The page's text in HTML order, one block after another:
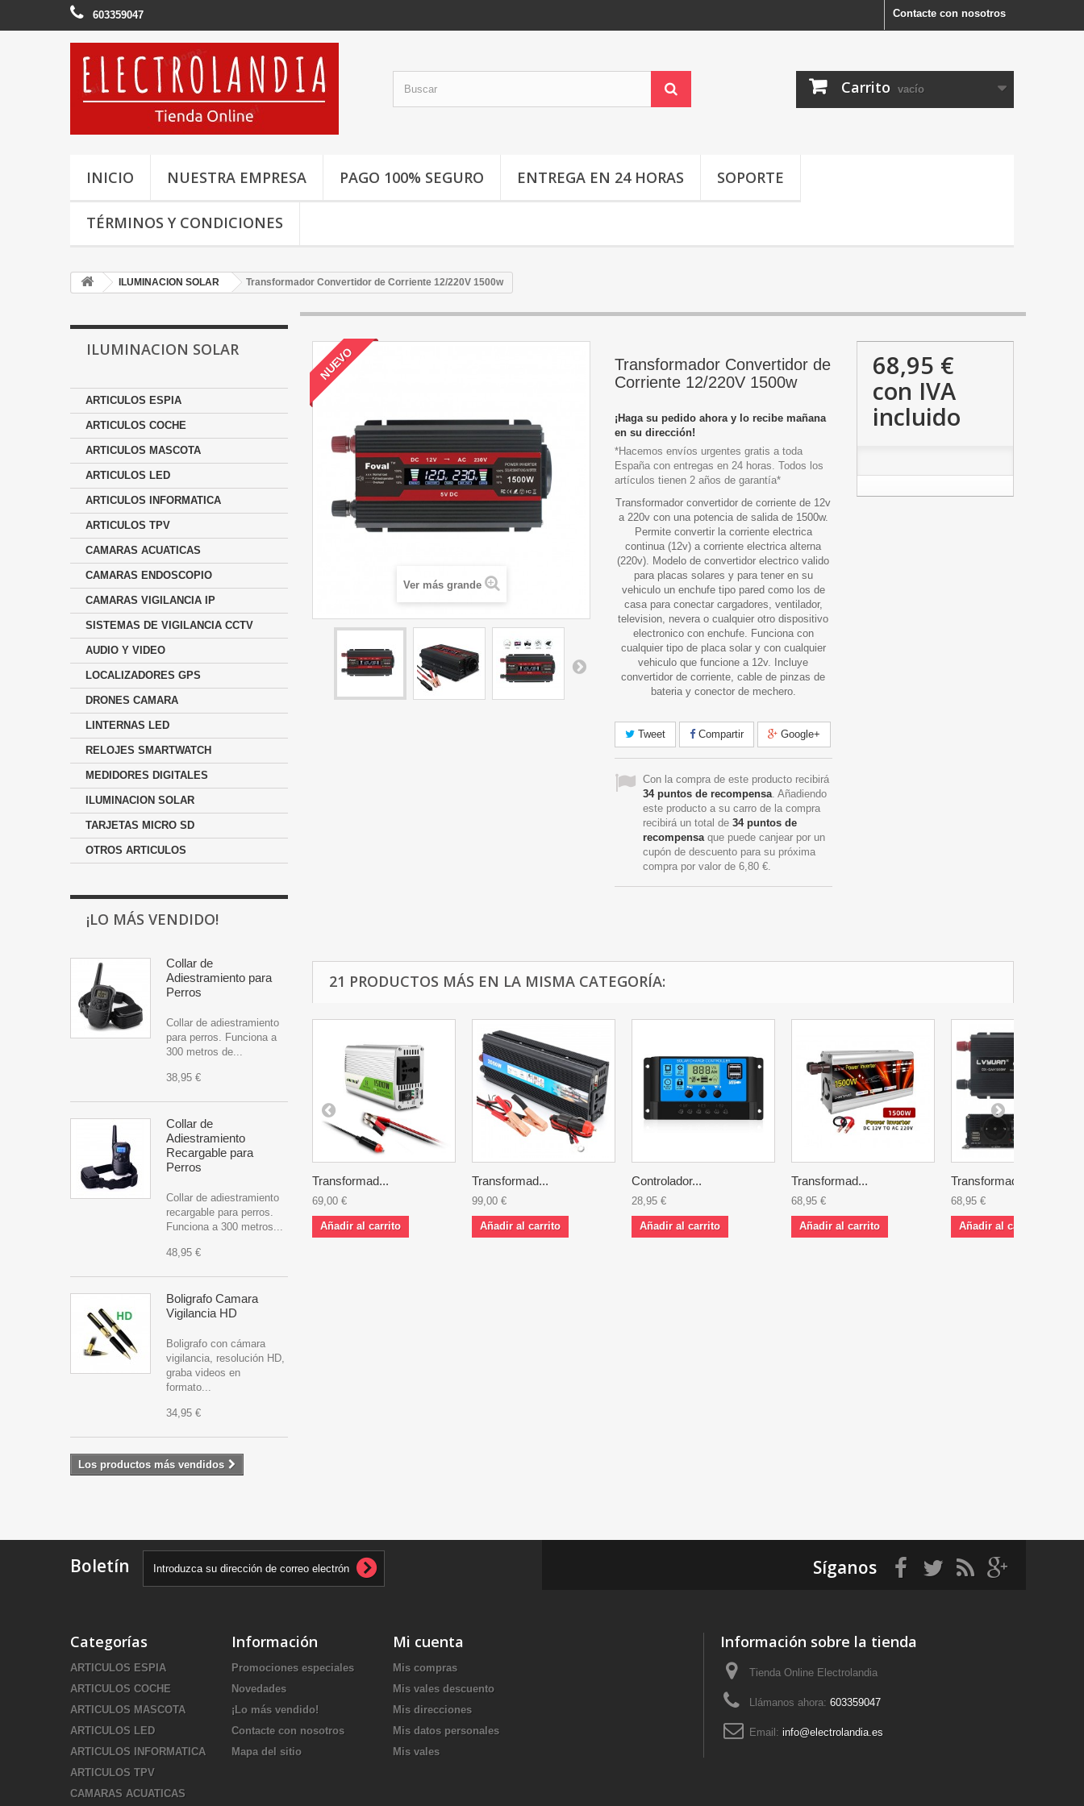
Contacte con nosotros
603359047
Carrito vacío
INICIO NUESTRA EMPRESA PAGO 100% SEGURO ENTREGA EN 24 HORAS SOPORTE
TÉRMINOS Y CONDICIONES
ILUMINACION SOLAR Transformador Convertidor de Corriente 12/220V 1500w
ILUMINACION SOLAR
ARTICULOS ESPIA
ARTICULOS COCHE
ARTICULOS MASCOTA
ARTICULOS LED
ARTICULOS INFORMATICA
ARTICULOS TPV
CAMARAS ACUATICAS
CAMARAS ENDOSCOPIO
CAMARAS VIGILANCIA IP
SISTEMAS DE VIGILANCIA CCTV
AUDIO Y VIDEO
LOCALIZADORES GPS
DRONES CAMARA
LINTERNAS LED
RELOJES SMARTWATCH
MEDIDORES DIGITALES
ILUMINACION SOLAR
TARJETAS MICRO SD
OTROS ARTICULOS
¡LO MÁS VENDIDO!
Collar de
Adiestramiento para
Perros
Collar de adiestramiento
para perros. Funciona a
300 metros de...
38,95 €
Collar de
Adiestramiento
Recargable para
Perros
Collar de adiestramiento
recargable para perros.
Funciona a 300 metros...
48,95 €
Boligrafo Camara
Vigilancia HD
Boligrafo con cámara
vigilancia, resolución HD,
graba videos en
formato...
34,95 €
Los productos más vendidos
NUEVO
Ver más grande
Transformador Convertidor de
Corriente 12/220V 1500w
¡Haga su pedido ahora y lo recibe mañana
en su dirección!
*Hacemos envíos urgentes gratis a toda
España con entregas en 24 horas. Todos los
artículos tienen 2 años de garantía*
Transformador convertidor de corriente de 12v
a 220v con una potencia de salida de 1500w.
Permite convertir la corriente electrica
continua (12v) a corriente electrica alterna
(220v). Modelo de convertidor electrico valido
para placas solares y para tener en su
vehiculo un enchufe tipo pared como los de
casa para conectar cargadores, ventilador,
television, nevera o cualquier otro dispositivo
electronico con enchufe. Funciona con
cualquier tipo de placa solar y con cualquier
vehiculo que funcione a 12v. Incluye
convertidor de corriente, cable de pinzas de
bateria y conector de mechero.
Tweet Compartir Google+
Con la compra de este producto recibirá
34puntos de recompensa. Añadiendo
este producto a su carro de la compra
recibirá un total de 34puntos de
recompensaque puede canjear por un
cupón de descuento para su próxima
compra por valor de 6,80 €.
68,95 €
con IVA
incluido
21 PRODUCTOS MÁS EN LA MISMA CATEGORÍA:
Transformad...
69,00 €
Añadir al carrito
Transformad...
99,00 €
Añadir al carrito
Controlador...
28,95 €
Añadir al carrito
Transformad...
68,95 €
Añadir al carrito
Transformad...
68,95 €
Añadir al carrito
Boletín Síganos
Categorías
ARTICULOS ESPIA
ARTICULOS COCHE
ARTICULOS MASCOTA
ARTICULOS LED
ARTICULOS INFORMATICA
ARTICULOS TPV
CAMARAS ACUATICAS
Información
Promociones especiales
Novedades
¡Lo más vendido!
Contacte con nosotros
Mapa del sitio
Mi cuenta
Mis compras
Mis vales descuento
Mis direcciones
Mis datos personales
Mis vales
Información sobre la tienda
Tienda Online Electrolandia
Llámanos ahora: 603359047
Email: info@electrolandia.es